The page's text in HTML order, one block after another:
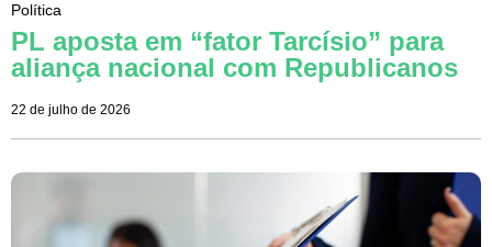
Política
PL aposta em “fator Tarcísio” para
aliança nacional com Republicanos
22 de julho de 2026